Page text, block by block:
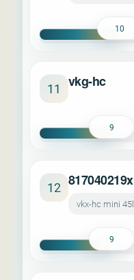
10
11 vkg-hc
9
12 817040219x
vkx-hc mini 45l
9